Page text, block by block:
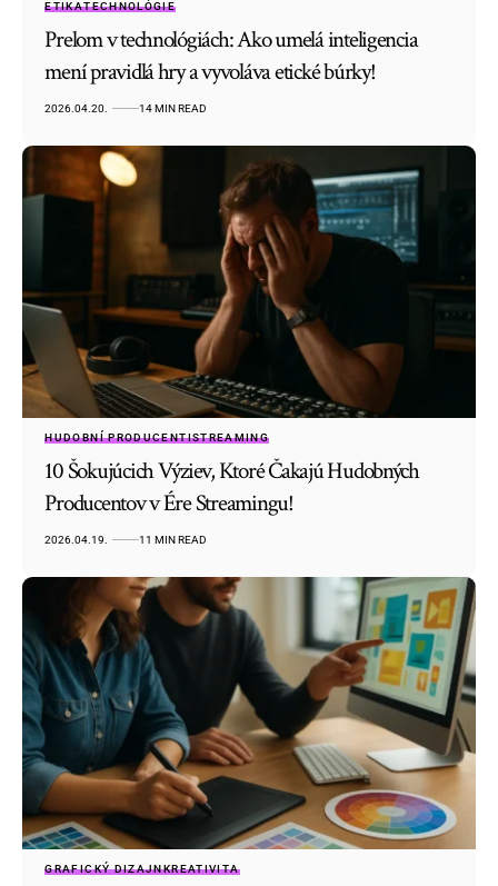
ETIKATECHNOLÓGIE
Prelom v technológiách: Ako umelá inteligencia
mení pravidlá hry a vyvoláva etické búrky!
2026.04.20. 14 MIN READ
HUDOBNÍ PRODUCENTISTREAMING
10 Šokujúcich Výziev, Ktoré Čakajú Hudobných
Producentov v Ére Streamingu!
2026.04.19. 11 MIN READ
GRAFICKÝ DIZAJNKREATIVITA